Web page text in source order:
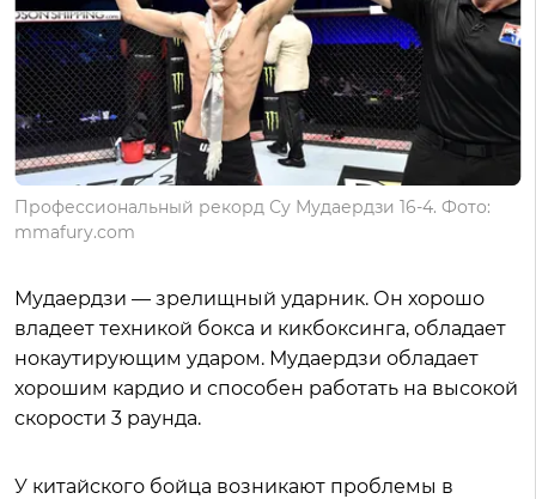
Профессиональный рекорд Су Мудаердзи 16-4. Фото:
mmafury.com
Мудаердзи — зрелищный ударник. Он хорошо
владеет техникой бокса и кикбоксинга, обладает
нокаутирующим ударом. Мудаердзи обладает
хорошим кардио и способен работать на высокой
скорости 3 раунда.
У китайского бойца возникают проблемы в